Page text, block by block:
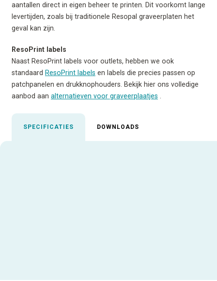
aantallen direct in eigen beheer te printen. Dit voorkomt lange
levertijden, zoals bij traditionele Resopal graveerplaten het
geval kan zijn.
ResoPrint labels
Naast ResoPrint labels voor outlets, hebben we ook
standaard ResoPrint labels en labels die precies passen op
patchpanelen en drukknophouders. Bekijk hier ons volledige
aanbod aan alternatieven voor graveerplaatjes
SPECIFICATIES DOWNLOADS